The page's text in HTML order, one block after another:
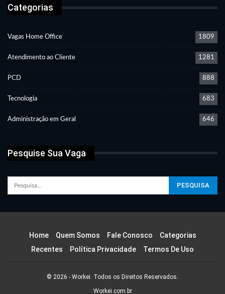
Categorias
Vagas Home Office 1809
Atendimento ao Cliente 1281
PCD 888
Tecnologia 683
Administração em Geral 646
Pesquise Sua Vaga
Home Quem Somos Fale Conosco
Categorias
Recentes
Política Privacidade Termos De Uso
© 2026 - Workei. Todos os Direitos Reservados.
Workei.com.br